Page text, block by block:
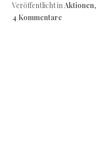
Veröffentlicht inAktionen,
4 Kommentare